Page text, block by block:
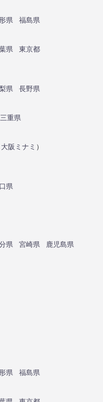
県
福島県
県
東京都
県
長野県
三重県
大阪ミナミ ）
県
県 宮崎県
鹿児島県
県
福島県